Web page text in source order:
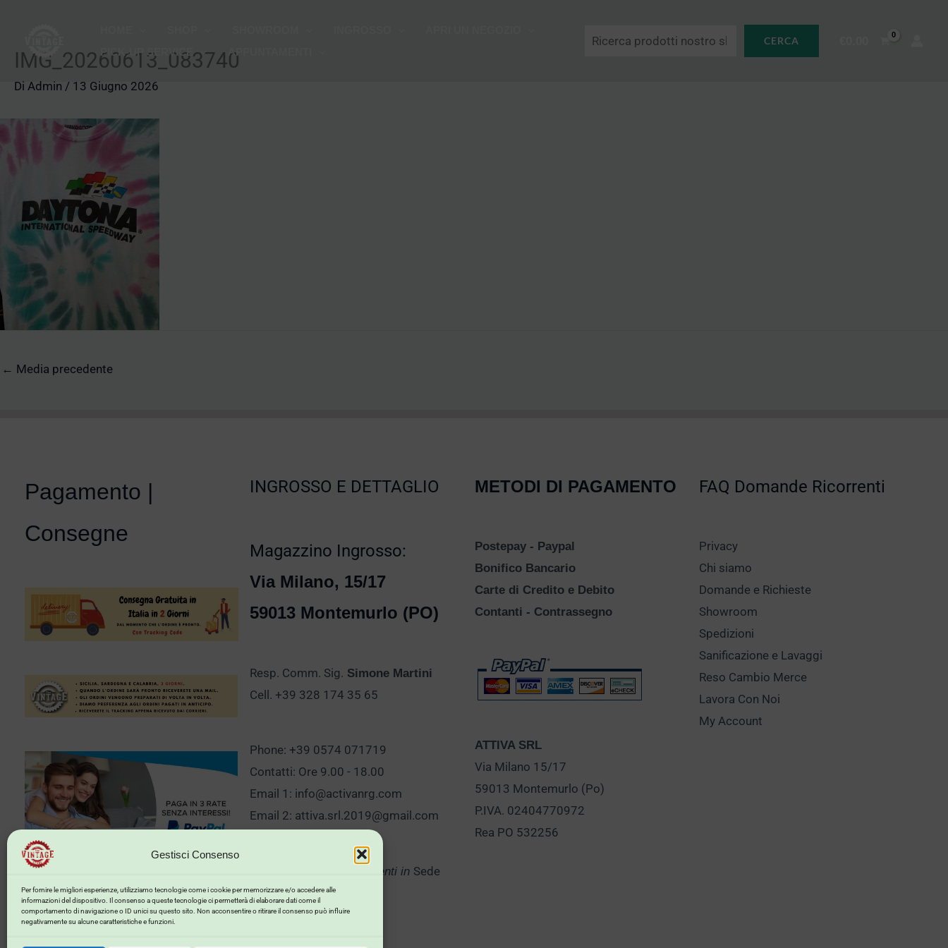
Gestisci Consenso
Per fornire le migliori esperienze, utilizziamo tecnologie come i cookie per memorizzare e/o accedere alle
informazioni del dispositivo. Il consenso a queste tecnologie ci permetterà di elaborare dati come il
comportamento di navigazione o ID unici su questo sito. Non acconsentire o ritirare il consenso può influire
negativamente su alcune caratteristiche e funzioni.
contenuto
PICK-UP SERVICE
APPUNTAMENTI
CERCA
IMG_20260613_083740
Di Admin / 13 Giugno 2026
← Media precedente
Pagamento |
Consegne
INGROSSO E DETTAGLIO
Magazzino Ingrosso:
Via Milano, 15/17
59013 Montemurlo (PO)
Resp. Comm. Sig. Simone Martini
Cell. +39 328 174 35 65
Phone: +39 0574 071719
Contatti: Ore 9.00 - 18.00
Email 1: info@activanrg.com
Email 2: attiva.srl.2019@gmail.com
Clicca qui per Appuntamenti in Sede
METODI DI PAGAMENTO
Postepay - Paypal
Bonifico Bancario
Carte di Credito e Debito
Contanti - Contrassegno
ATTIVA SRL
Via Milano 15/17
59013 Montemurlo (Po)
P.IVA. 02404770972
Rea PO 532256
FAQ Domande Ricorrenti
Privacy
Chi siamo
Domande e Richieste
Showroom
Spedizioni
Sanificazione e Lavaggi
Reso Cambio Merce
Lavora Con Noi
My Account